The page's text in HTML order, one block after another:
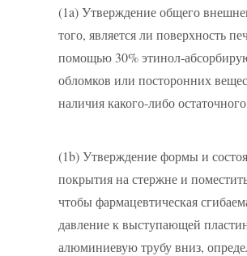
(1a)Утверждение общего
того, является ли поверхность
помощью 30% этинол-
обломков или посторонних
наличия какого-либо
(1b)Утверждение формы и
покрытия на стержне и
чтобы фармацевтическая
давление к выступающей
алюминиевую трубу вниз,